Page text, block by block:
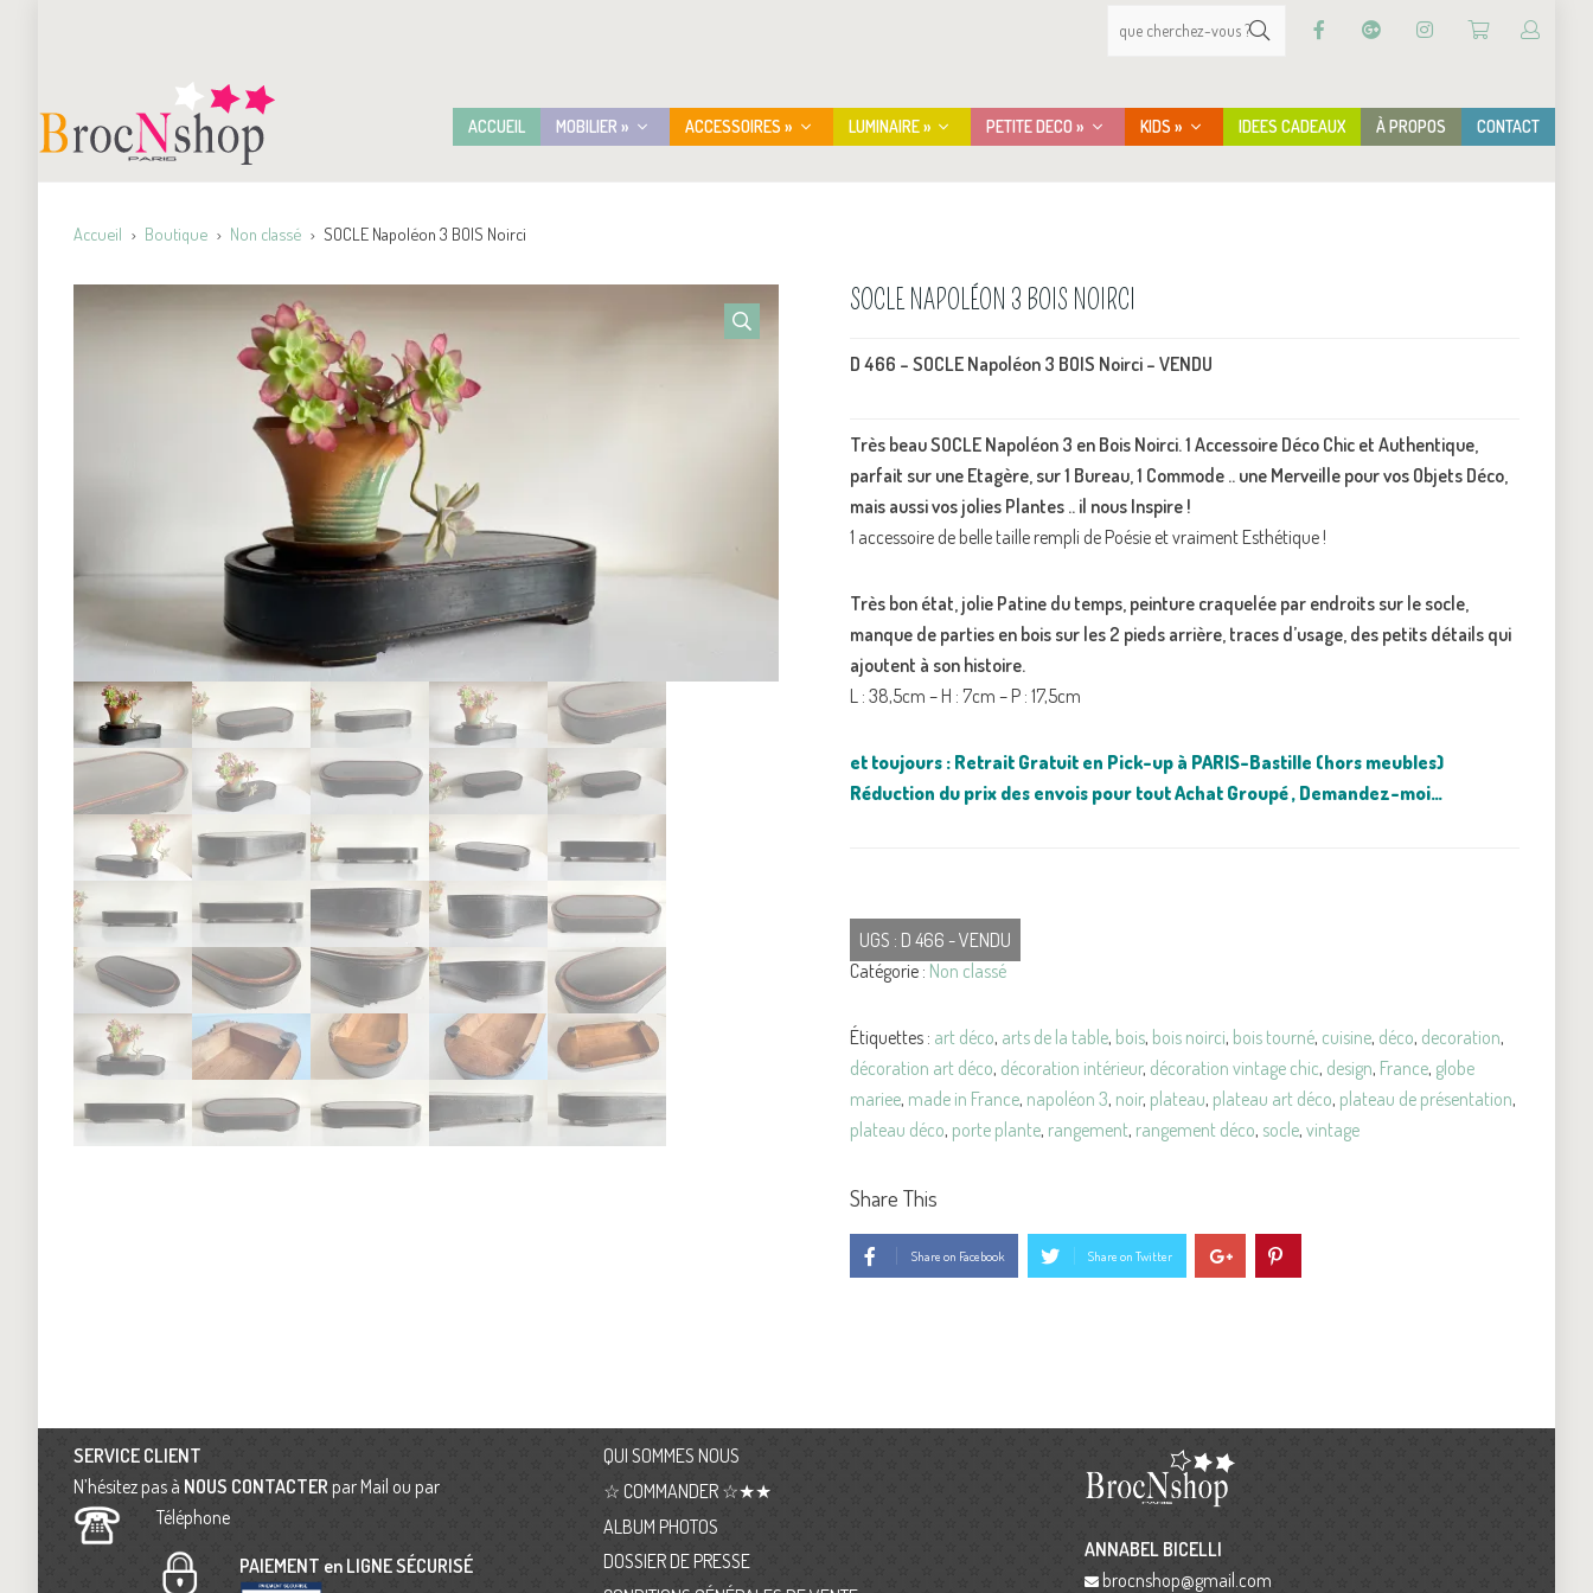
ACCUEIL MOBILIER » ACCESSOIRES » LUMINAIRE » PETITE DECO » KIDS » IDEES CADEAUX À PROPOS CONTACT
Accueil Boutique Non classé SOCLE Napoléon 3 BOIS Noirci
SOCLE NAPOLÉON 3 BOIS NOIRCI
D 466 – SOCLE Napoléon 3 BOIS Noirci – VENDU
Très beau SOCLE Napoléon 3 en Bois Noirci. 1 Accessoire Déco Chic et Authentique,
parfait sur une Etagère, sur 1 Bureau, 1 Commode .. une Merveille pour vos Objets Déco,
mais aussi vos jolies Plantes .. il nous Inspire !
1 accessoire de belle taille rempli de Poésie et vraiment Esthétique !
Très bon état, jolie Patine du temps, peinture craquelée par endroits sur le socle,
manque de parties en bois sur les 2 pieds arrière, traces d’usage, des petits détails qui
ajoutent à son histoire.
L : 38,5cm – H : 7cm – P : 17,5cm
et toujours : Retrait Gratuit en Pick-up à PARIS-Bastille (hors meubles)
Réduction du prix des envois pour tout Achat Groupé , Demandez-moi…
UGS : D 466 - VENDU
Catégorie : Non classé
Étiquettes : art déco, arts de la table, bois, bois noirci, bois tourné, cuisine, déco, decoration,
décoration art déco, décoration intérieur, décoration vintage chic, design, France, globe
mariee, made in France, napoléon 3, noir, plateau, plateau art déco, plateau de présentation,
plateau déco, porte plante, rangement, rangement déco, socle, vintage
Share This
Share on Facebook Share on Twitter
SERVICE CLIENT
N’hésitez pas à NOUS CONTACTER par Mail ou par
Téléphone
PAIEMENT en LIGNE SÉCURISÉ
QUI SOMMES NOUS
☆ COMMANDER ☆★★
ALBUM PHOTOS
DOSSIER DE PRESSE
ANNABEL BICELLI
brocnshop@gmail.com